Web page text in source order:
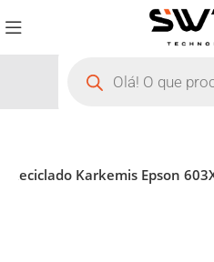
Reciclado Karkemis Epson